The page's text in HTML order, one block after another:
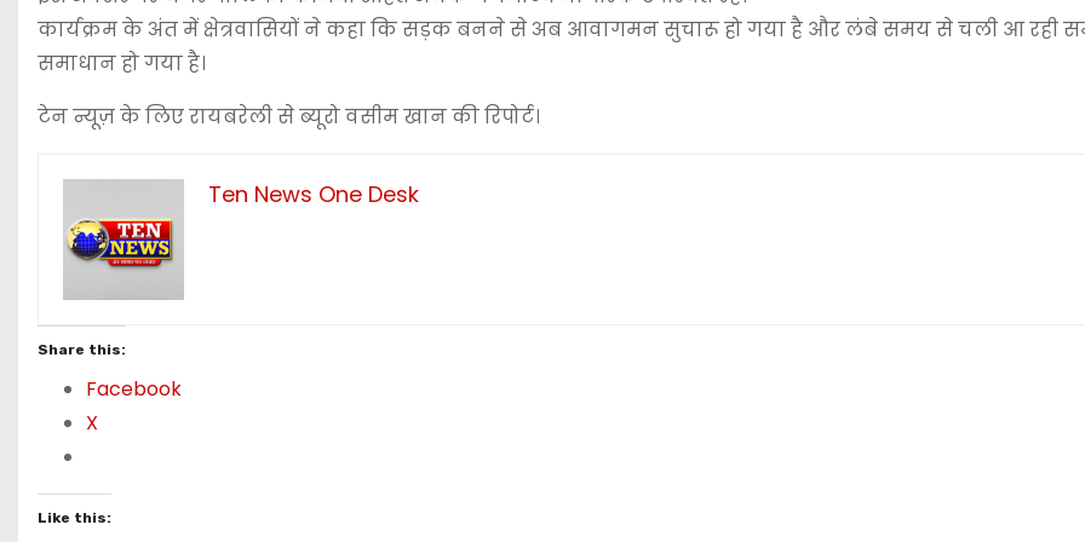
कार्यक्रम के अंत में क्षेत्रवासियों ने कहा कि सड़क बनने से अब आवागमन सुचारू हो गया है और लंबे समय से चली आ रही
समाधान हो गया है।
टेन न्यूज़ के लिए रायबरेली से ब्यूरो वसीम खान की रिपोर्ट।
Ten News One Desk
Share this:
Facebook
X
Like this: